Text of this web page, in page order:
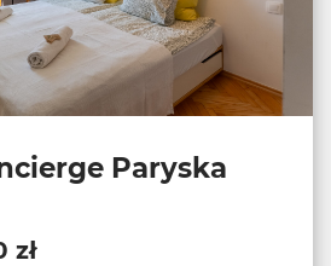
Paryska
zł